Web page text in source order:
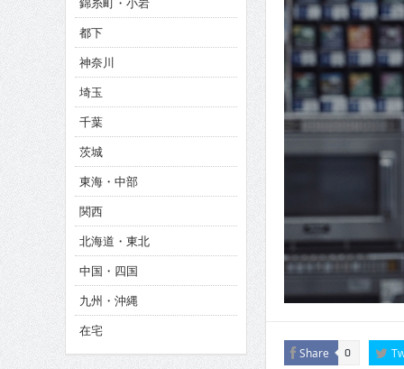
CINEMA×STYLE 286号
CINEMA×STYLE 285号
CINEMA×STYLE 294号
Share 0
都下
神奈川
埼玉
千葉
茨城
東海・中部
関西
北海道・東北
中国・四国
九州・沖縄
在宅